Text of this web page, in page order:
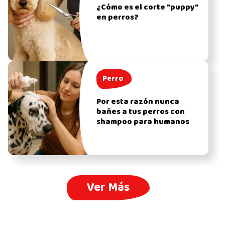
¿Cómo es el corte "puppy"
en perros?
Perro
Por esta razón nunca
bañes a tus perros con
shampoo para humanos
Ver Más